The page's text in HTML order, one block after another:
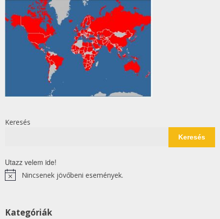
Keresés
Keresés
Utazz velem ide!
NoticeNincsenek jövőbeni események.
Kategóriák